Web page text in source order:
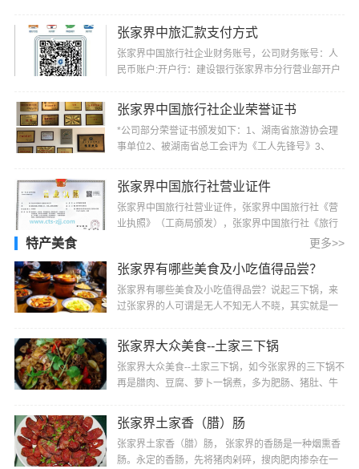
···
张家界中旅汇款支付方式
张家界中国旅行社企业财务账号，公司财务账号：人
民币账户:开户行：建设银行张家界市分行营业部开户
1520···
张家界中国旅行社企业荣誉证书
*公司部分荣誉证书颁发如下：1、湖南省旅游协会理
事单位2、被湖南省总工会评为《工人先锋号》3、
佳旅行···
张家界中国旅行社营业证件
张家界中国旅行社营业证件，张家界中国旅行社《营
业执照》（工商局颁发），张家界中国旅行社《旅行
特产美食 更多>>
张家界有哪些美食及小吃值得品尝？
张家界有哪些美食及小吃值得品尝？说起三下锅，来
过张家界的人可谓是无人不知无人不晓，其实就是一
肠、···
张家界大众美食--土家三下锅
张家界大众美食--土家三下锅，如今张家界的三下锅不
再是腊肉、豆腐、萝卜一锅煮，多为肥肠、猪肚、牛
···
张家界土家香（腊）肠
张家界土家香（腊）肠， 张家界的香肠是一种烟熏香
肠。永定的香肠，先将猪肉剁碎，搜肉肥肉掺杂在一